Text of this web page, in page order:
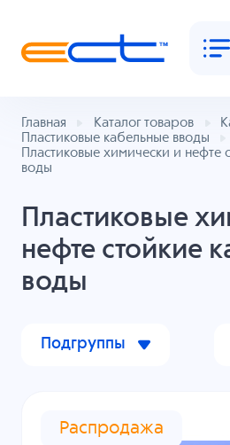
Главная Каталог товаров
Пластиковые кабельные вводы
Пластиковые химически и нефте
воды
Пластиковые
нефте стойкие
воды
Подгруппы
Распродажа